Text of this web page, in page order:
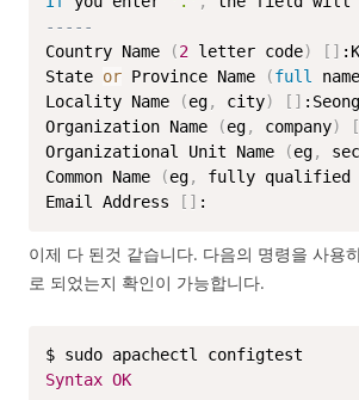
-----
Country Name
(2 letter code) [ ]
State or Province Name (full name
Locality Name
(eg, city) [ ]
Organization Name
(eg, company) [
Organizational Unit Name
(eg,
Common Name
(eg, fully qualified
Email Address
[ ] :
이제 다 된것 같습니다. 다음의 명령을 사용
로 되었는지 확인이 가능합니다.
Syntax OK